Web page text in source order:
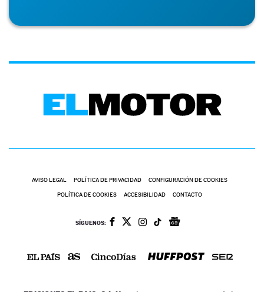
AVISO LEGAL POLÍTICA DE PRIVACIDAD CONFIGURACIÓN DE COOKIES
POLÍTICA DE COOKIES ACCESIBILIDAD CONTACTO
SÍGUENOS: